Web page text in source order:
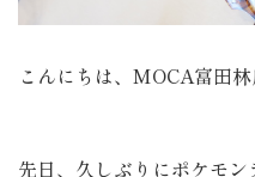
こんにちは、MOCA富田林
先日、久しぶりにポケモ